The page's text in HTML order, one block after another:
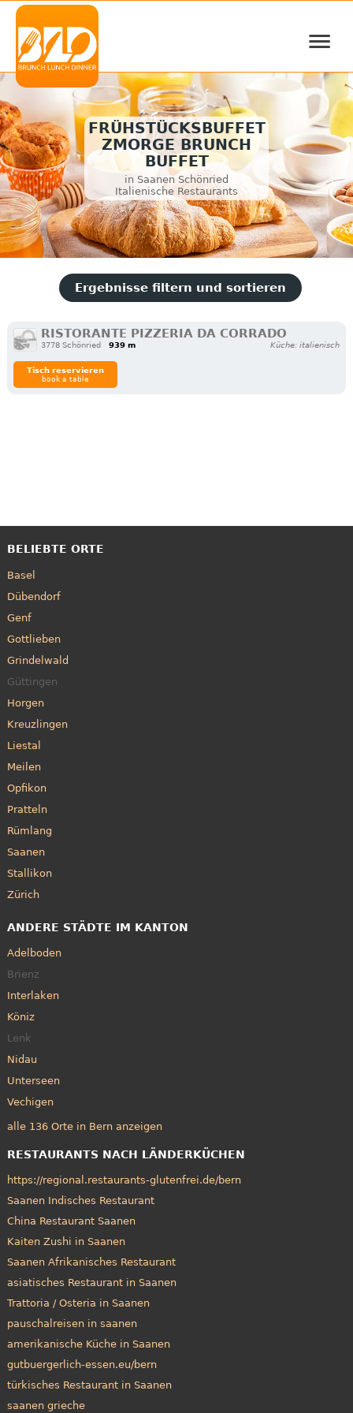
≡
FRÜHSTÜCKSBUFFET
ZMORGE BRUNCH
BUFFET
in Saanen Schönried
Italienische Restaurants
Ergebnisse filtern und sortieren
RISTORANTE PIZZERIA DA CORRADO
3778 Schönried 939 m Küche: italienisch
Tisch reservieren
book a table
BELIEBTE ORTE
Basel
Dübendorf
Genf
Gottlieben
Grindelwald
Güttingen
Horgen
Kreuzlingen
Liestal
Meilen
Opfikon
Pratteln
Rümlang
Saanen
Stallikon
Zürich
ANDERE STÄDTE IM KANTON
Adelboden
Brienz
Interlaken
Köniz
Lenk
Nidau
Unterseen
Vechigen
alle 136 Orte in Bern anzeigen
RESTAURANTS NACH LÄNDERKÜCHEN
https://regional.restaurants-glutenfrei.de/bern
Saanen Indisches Restaurant
China Restaurant Saanen
Kaiten Zushi in Saanen
Saanen Afrikanisches Restaurant
asiatisches Restaurant in Saanen
Trattoria / Osteria in Saanen
pauschalreisen in saanen
amerikanische Küche in Saanen
gutbuergerlich-essen.eu/bern
türkisches Restaurant in Saanen
saanen grieche